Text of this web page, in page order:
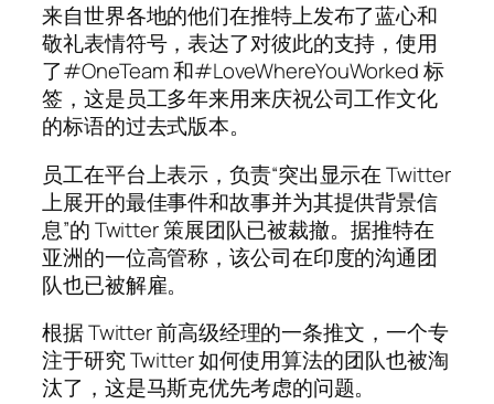
来自世界各地的他们在推特上发布了蓝心和
敬礼表情符号，表达了对彼此的支持，使用
了#OneTeam 和#LoveWhereYouWorked 标
签，这是员工多年来用来庆祝公司工作文化
的标语的过去式版本。
员工在平台上表示，负责“突出显示在 Twitter
上展开的最佳事件和故事并为其提供背景信
息”的 Twitter 策展团队已被裁撤。据推特在
亚洲的一位高管称，该公司在印度的沟通团
队也已​​被解雇。
根据 Twitter 前高级经理的一条推文，一个专
注于研究 Twitter 如何使用算法的团队也被淘
汰了，这是马斯克优先考虑的问题。